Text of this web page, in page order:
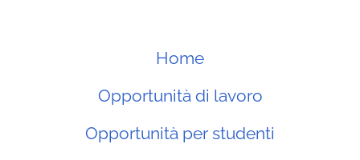
Home
Opportunità di lavoro
Opportunità per studenti